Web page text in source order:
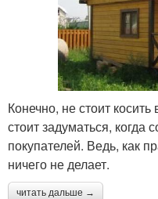
Конечно, не стоит
стоит задуматься, когда
покупателей. Ведь, как
ничего не делает.
читать дальше →